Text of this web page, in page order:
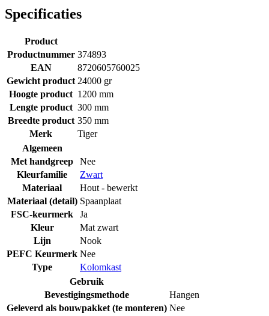
Specificaties
Product
Productnummer 374893
EAN
8720605760025
Gewicht product 24000 gr
Hoogte product 1200 mm
Lengte product 300 mm
Breedte product 350 mm
Merk
Tiger
Algemeen
Met handgreep
Nee
Kleurfamilie
Zwart
Materiaal
Hout - bewerkt
Materiaal (detail) Spaanplaat
FSC-keurmerk
Ja
Kleur
Mat zwart
Lijn
Nook
PEFC Keurmerk Nee
Type
Kolomkast
Gebruik
Bevestigingsmethode
Hangen
Geleverd als bouwpakket (te monteren) Nee